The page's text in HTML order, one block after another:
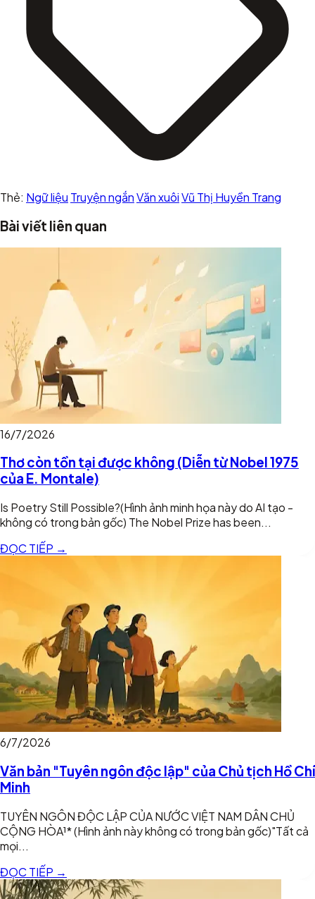
Thẻ: Ngữ liệu Truyện ngắnVăn xuôiVũ Thị Huyền Trang
Bài viết liên quan
16/7/2026
Thơ còn tồn tại được không (Diễn từ Nobel 1975
của E. Montale)
Is Poetry Still Possible?(Hình ảnh minh họa này do AI tạo -
không có trong bản gốc) The Nobel Prize has been...
ĐỌC TIẾP →
6/7/2026
Văn bản "Tuyên ngôn độc lập" của Chủ tịch Hồ Chí
Minh
TUYÊN NGÔN ĐỘC LẬP CỦA NƯỚC VIỆT NAM DÂN CHỦ
CỘNG HÒA¹* (Hình ảnh này không có trong bản gốc)"Tất cả
mọi...
ĐỌC TIẾP →